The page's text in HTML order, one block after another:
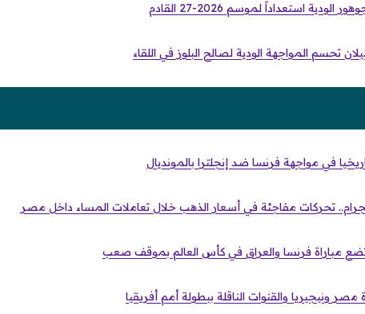
استعداداً لموسم 2026-27 القادم
تحسم المواجهة الودية لصالح البلوز في اللقاء
في مواجهة فرنسا ضد إنجلترا بالمونديال
تضع مباراة فرنسا والعراق في كأس العالم بموقف صعب
مصر ونيجيريا والقنوات الناقلة ببطولة أمم أفريقيا